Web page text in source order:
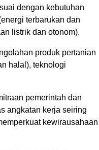
dengan kebutuhan
terbarukan dan
listrik dan otonom).
produk pertanian
halal), teknologi
pemerintah dan
angkatan kerja seiring
kewirausahaan